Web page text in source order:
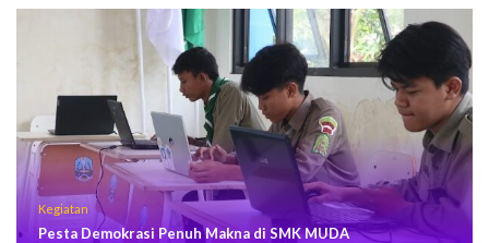
Kegiatan
Pesta Demokrasi Penuh Makna di SMK MUDA